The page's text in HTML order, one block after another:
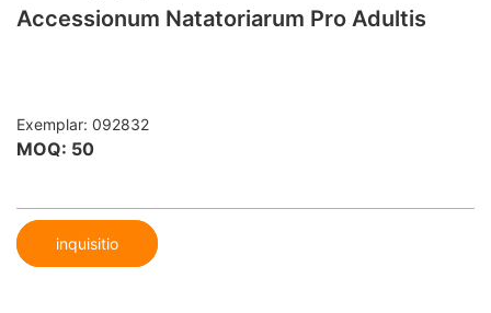
Accessionum Natatoriarum Pro Adultis
Exemplar: 092832
MOQ: 50
inquisitio